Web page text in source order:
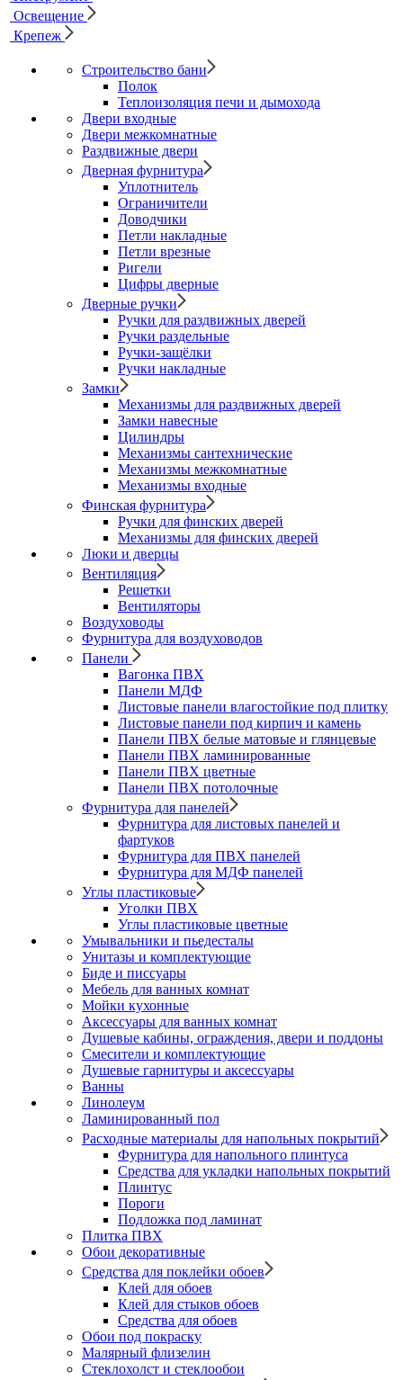
Освещение
Крепеж
Строительство бани
Полок
Теплоизоляция печи и дымохода
Двери входные
Двери межкомнатные
Раздвижные двери
Дверная фурнитура
Уплотнитель
Ограничители
Доводчики
Петли накладные
Петли врезные
Ригели
Цифры дверные
Дверные ручки
Ручки для раздвижных дверей
Ручки раздельные
Ручки-защёлки
Ручки накладные
Замки
Механизмы для раздвижных дверей
Замки навесные
Цилиндры
Механизмы сантехнические
Механизмы межкомнатные
Механизмы входные
Финская фурнитура
Ручки для финских дверей
Механизмы для финских дверей
Люки и дверцы
Вентиляция
Решетки
Вентиляторы
Воздуховоды
Фурнитура для воздуховодов
Панели
Вагонка ПВХ
Панели МДФ
Листовые панели влагостойкие под плитку
Листовые панели под кирпич и камень
Панели ПВХ белые матовые и глянцевые
Панели ПВХ ламинированные
Панели ПВХ цветные
Панели ПВХ потолочные
Фурнитура для панелей
Фурнитура для листовых панелей и
фартуков
Фурнитура для ПВХ панелей
Фурнитура для МДФ панелей
Углы пластиковые
Уголки ПВХ
Углы пластиковые цветные
Умывальники и пьедесталы
Унитазы и комплектующие
Биде и писсуары
Мебель для ванных комнат
Мойки кухонные
Аксессуары для ванных комнат
Душевые кабины, ограждения, двери и поддоны
Смесители и комплектующие
Душевые гарнитуры и аксессуары
Ванны
Линолеум
Ламинированный пол
Расходные материалы для напольных покрытий
Фурнитура для напольного плинтуса
Средства для укладки напольных покрытий
Плинтус
Пороги
Подложка под ламинат
Плитка ПВХ
Обои декоративные
Средства для поклейки обоев
Клей для обоев
Клей для стыков обоев
Средства для обоев
Обои под покраску
Малярный флизелин
Стеклохолст и стеклообои